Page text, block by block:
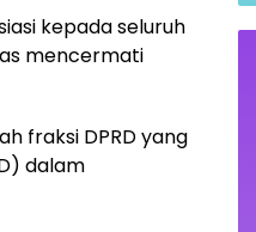
kepada seluruh
mencermati
fraksi DPRD yang
dalam